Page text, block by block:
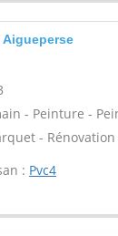
Aigueperse
- Peinture -
-
: Pvc4